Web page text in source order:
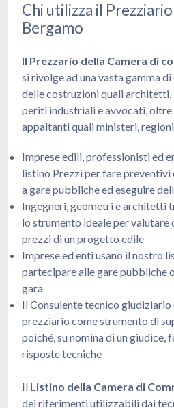
Chi utilizza il
Bergamo
Il Prezzario della Camera di
si rivolge ad una vasta gamma
delle costruzioni quali architetti,
periti industriali e avvocati,
appaltanti quali ministeri,
Imprese edili, professionisti ed
listino Prezzi per fare
a gare pubbliche ed eseguire
Ingegneri, geometri e architetti
lo strumento ideale per valutare
prezzi di un progetto edile
Imprese ed enti usano il nostro
partecipare alle gare pubbliche
gara
Il Consulente tecnico giudiziario
prezziario come strumento di
poiché, su nomina di un giudice,
risposte tecniche
Il Listino della Camera di
dei riferimenti utilizzabili dai